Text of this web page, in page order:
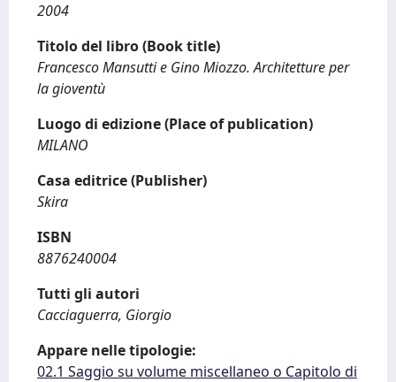
2004
Titolo del libro (Book title)
Francesco Mansutti e Gino Miozzo. Architetture per
la gioventù
Luogo di edizione (Place of publication)
MILANO
Casa editrice (Publisher)
Skira
ISBN
8876240004
Tutti gli autori
Cacciaguerra, Giorgio
Appare nelle tipologie:
02.1 Saggio su volume miscellaneo o Capitolo di